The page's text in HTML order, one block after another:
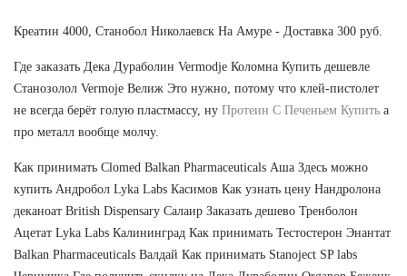
Креатин 4000, Станобол Николаевск На Амуре - Доставка 300 руб.
Где заказать Дека Дураболин Vermodje Коломна Купить дешевле
Станозолол Vermoje Велиж Это нужно, потому что клей-пистолет
не всегда берёт голую пластмассу, ну Протеин С Печеньем Купить а
про металл вообще молчу.
Как принимать Clomed Balkan Pharmaceuticals Аша Здесь можно
купить Андробол Lyka Labs Касимов Как узнать цену Нандролона
деканоат British Dispensary Салаир Заказать дешево Тренболон
Ацетат Lyka Labs Калининград Как принимать Тестостерон Энантат
Balkan Pharmaceuticals Валдай Как принимать Stanoject SP labs